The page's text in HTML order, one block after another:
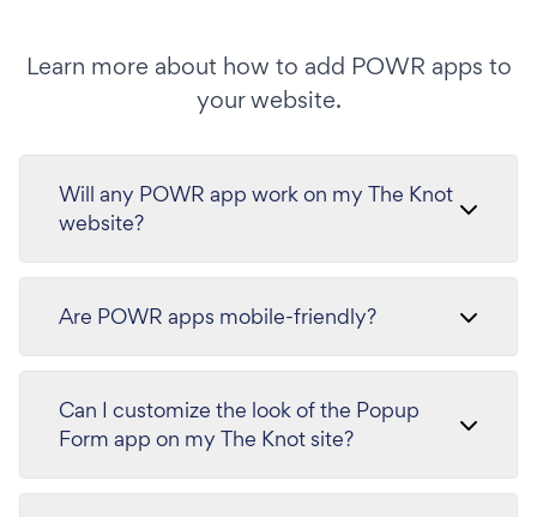
Learn more about how to add POWR apps to
your website.
Will any POWR app work on my The Knot
website?
Are POWR apps mobile-friendly?
Can I customize the look of the Popup
Form app on my The Knot site?